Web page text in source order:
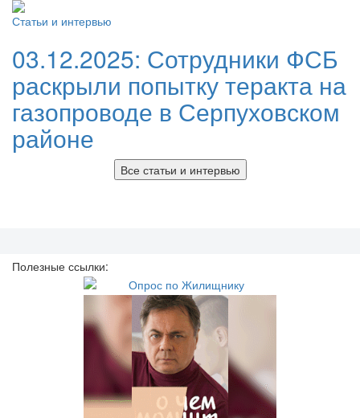
Статьи и интервью
03.12.2025: Сотрудники ФСБ
раскрыли попытку теракта на
газопроводе в Серпуховском
районе
Все статьи и интервью
Полезные ссылки: